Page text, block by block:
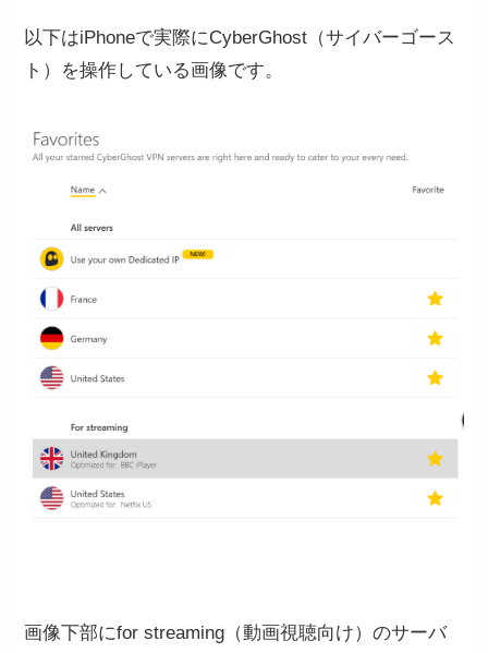
以下はiPhoneで実際にCyberGhost（サイバーゴース
ト）を操作している画像です。
画像下部にfor streaming（動画視聴向け）のサーバ